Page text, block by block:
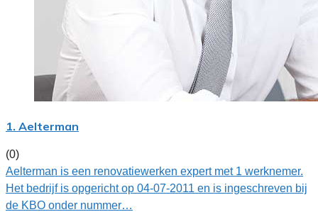
1. Aelterman
(0)
Aelterman is een renovatiewerken expert met 1 werknemer.
Het bedrijf is opgericht op 04-07-2011 en is ingeschreven bij
de KBO onder nummer…